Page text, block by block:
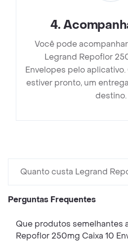
4.
Você pode
Legrand Repoflor
Envelopes pelo
estiver pronto, um
destino.
Quanto custa Legrand
Perguntas Frequentes
Que produtos semelhantes
Repoflor 250mg Caixa 10